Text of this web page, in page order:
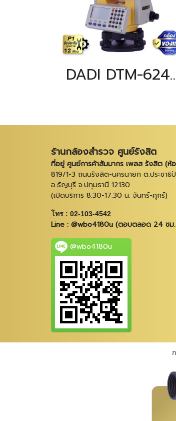
DADI
ร้านกล้องสำรวจ ศูนย์รังสิต
ที่อยู่ ศูนย์การค้าสัมมากร เพลส รังสิต (
819/1-3 ถนนรังสิต-นครนายก ต.ประชาธิ
อ.ธัญบุรี จ.ปทุมธานี 12130
(เปิดบริการ 8.30-17.30 น. จันทร์-ศุกร์)
โทร : 02-103-4542
Line : @wbo4180u (ตอบตลอด 24 ชม
@wbo4180u